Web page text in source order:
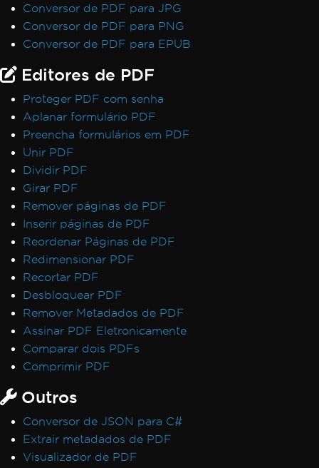
Conversor de PDF para JPG
Conversor de PDF para PNG
Conversor de PDF para EPUB
Editores de PDF
Proteger PDF com senha
Aplanar formulário PDF
Preencha formulários em PDF
Unir PDF
Dividir PDF
Girar PDF
Remover páginas de PDF
Inserir páginas de PDF
Reordenar Páginas de PDF
Redimensionar PDF
Recortar PDF
Desbloquear PDF
Remover Metadados de PDF
Assinar PDF Eletronicamente
Comparar dois PDFs
Comprimir PDF
Outros
Conversor de JSON para C#
Extrair metadados de PDF
Visualizador de PDF